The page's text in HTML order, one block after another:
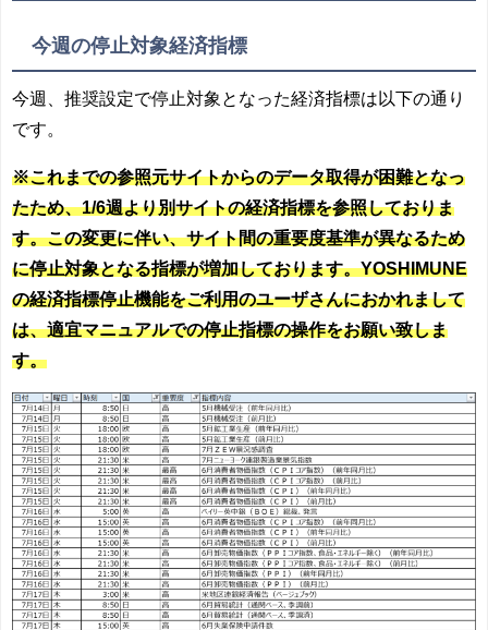
今週の停止対象経済指標
今週、推奨設定で停止対象となった経済指標は以下の通り
です。
※これまでの参照元サイトからのデータ取得が困難となっ
たため、1/6週より別サイトの経済指標を参照しておりま
す。この変更に伴い、サイト間の重要度基準が異なるため
に停止対象となる指標が増加しております。YOSHIMUNE
の経済指標停止機能をご利用のユーザさんにおかれまして
は、適宜マニュアルでの停止指標の操作をお願い致しま
す。